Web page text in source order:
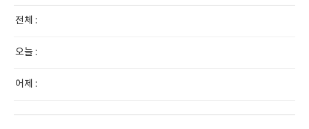
전체 :
오늘 :
어제 :